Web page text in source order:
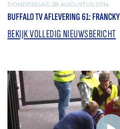
DONDERDAG 28 AUGUSTUS 2014
BUFFALO TV AFLEVERING 61:
BEKIJK VOLLEDIG NIEUWSBERICHT